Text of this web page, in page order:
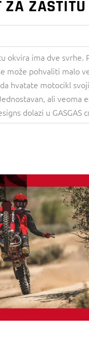
ZA
okvira ima dve svrhe.
može pohvaliti malo
hvatate motocikl
ali veoma
dolazi u GASGAS